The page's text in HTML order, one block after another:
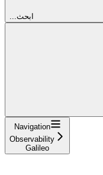
...ابحث
Navigation
Observability
Galileo